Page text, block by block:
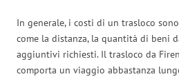
In generale, i costi di un trasloco
come la distanza, la quantità di beni
aggiuntivi richiesti. Il trasloco da
comporta un viaggio abbastanza